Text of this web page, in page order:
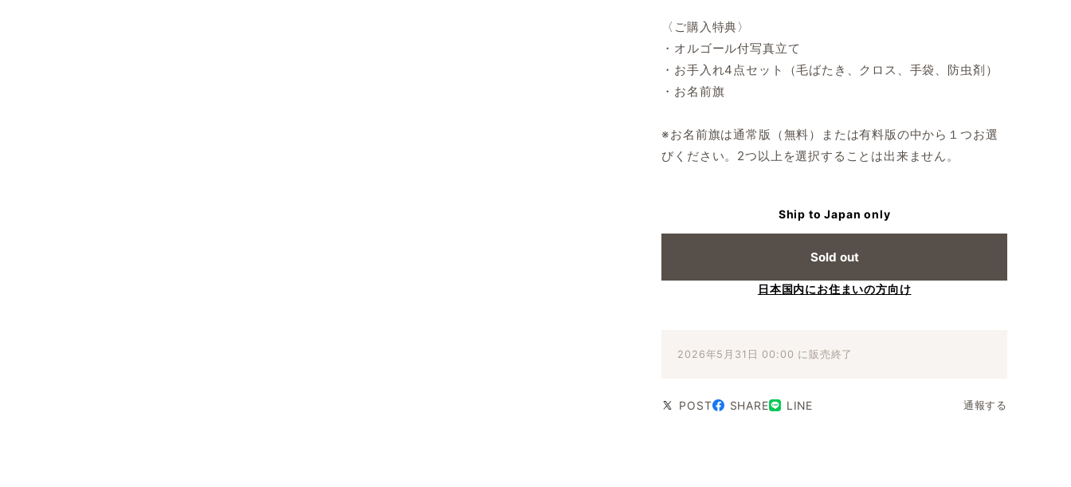
〈ご購入特典〉
・オルゴール付写真立て
・お手入れ4点セット（毛ばたき、クロス、手袋、防虫剤）
・お名前旗
※お名前旗は通常版（無料）または有料版の中から１つお選
びください。2つ以上を選択することは出来ません。
Ship to Japan only
Sold out
日本国内にお住まいの方向け
2026年5月31日 00:00 に販売終了
POST SHARE LINE 通報する